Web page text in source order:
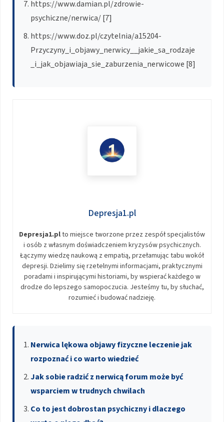
https://www.damian.pl/zdrowie-
psychiczne/nerwica/ [7]
https://www.doz.pl/czytelnia/a15204-
Przyczyny_i_objawy_nerwicy__jakie_sa_rodzaje
_i_jak_objawiaja_sie_zaburzenia_nerwicowe [8]
Depresja1.pl
Depresja1.plto miejsce tworzone przez zespół specjalistów
i osób z własnym doświadczeniem kryzysów psychicznych.
Łączymy wiedzę naukową z empatią, przełamując tabu wokół
depresji. Dzielimy się rzetelnymi informacjami, praktycznymi
poradami i inspirującymi historiami, by wspierać każdego w
drodze do lepszego samopoczucia. Jesteśmy tu, by słuchać,
rozumieć i budować nadzieję.
Nerwica lękowa objawy fizyczne leczenie jak
rozpoznać i co warto wiedzieć
Jak sobie radzić z nerwicą forum może być
wsparciem w trudnych chwilach
Co to jest dobrostan psychiczny i dlaczego